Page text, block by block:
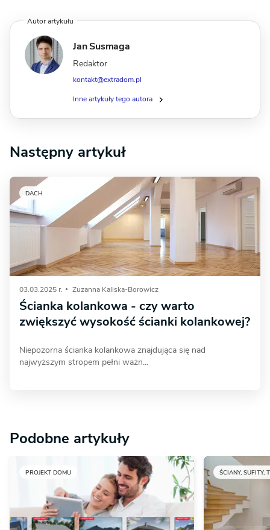
Autor artykułu
Jan Susmaga
Redaktor
kontakt@extradom.pl
Inne artykuły tego autora
Następny artykuł
DACH
03.03.2025 r. Zuzanna Kaliska-Borowicz
Ścianka kolankowa - czy warto
zwiększyć wysokość ścianki kolankowej?
Niepozorna ścianka kolankowa znajdująca się nad
najwyższym stropem pełni ważn...
Podobne artykuły
PROJEKT DOMU ŚCIANY, SUFITY,